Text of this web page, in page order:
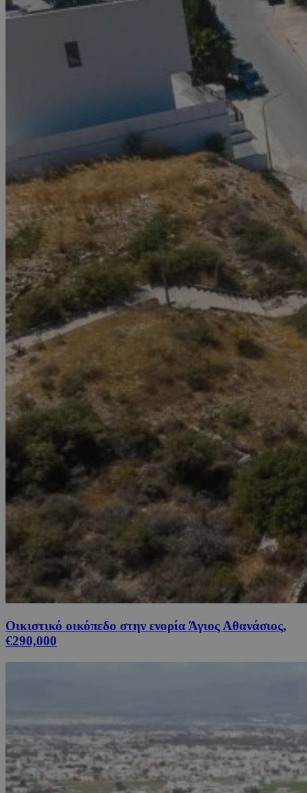
Οικιστικό οικόπεδο στην ενορία Άγιος Αθανάσιος,
€290,000